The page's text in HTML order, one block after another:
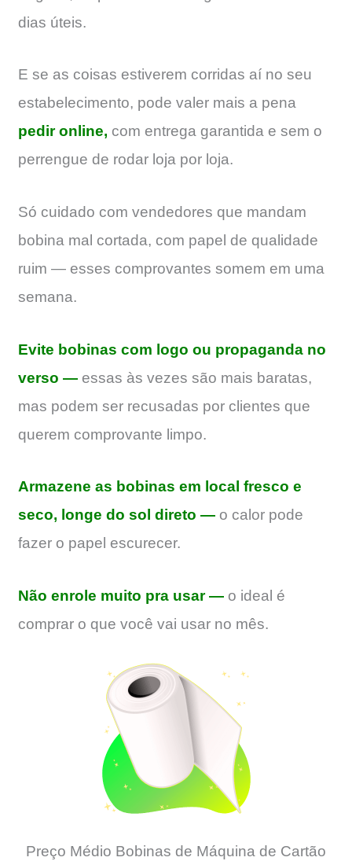
dias úteis.
E se as coisas estiverem corridas aí no seu
estabelecimento, pode valer mais a pena
pedir online, com entrega garantida e sem o
perrengue de rodar loja por loja.
Só cuidado com vendedores que mandam
bobina mal cortada, com papel de qualidade
ruim — esses comprovantes somem em uma
semana.
Evite bobinas com logo ou propaganda no
verso — essas às vezes são mais baratas,
mas podem ser recusadas por clientes que
querem comprovante limpo.
Armazene as bobinas em local fresco e
seco, longe do sol direto — o calor pode
fazer o papel escurecer.
Não enrole muito pra usar — o ideal é
comprar o que você vai usar no mês.
Preço Médio Bobinas de Máquina de Cartão